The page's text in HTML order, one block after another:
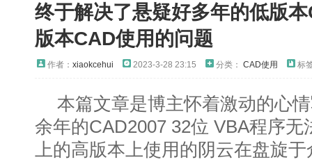
终于解决了悬疑好多年的低版
版本CAD使用的问题
作者： xiaokcehui 2023-3-28 23:15 分类： CAD使用 标
本篇文章是博主怀着激动的心
余年的CAD2007 32位 VBA程序无
上的高版本上使用的阴云在盘旋